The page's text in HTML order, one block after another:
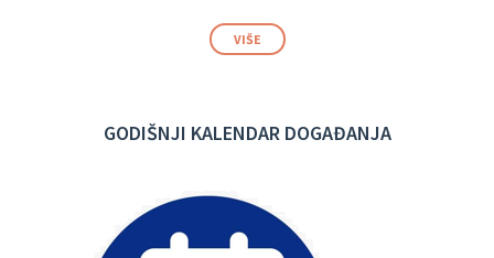
VIŠE
GODIŠNJI KALENDAR DOGAĐANJA